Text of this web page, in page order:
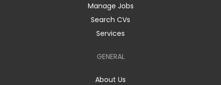
Manage Jobs
Search CVs
Services
GENERAL
About Us